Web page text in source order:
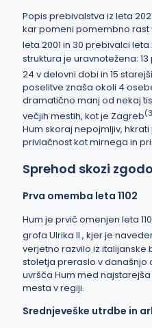
Popis prebivalstva iz leta
kar pomeni pomembno rast
leta 2001 in 30 prebivalci leta
struktura je uravnotežena:
24 v delovni dobi in 15
poselitve znaša okoli 4
dramatično manj od nekaj
večjih mestih, kot je Zagreb(3
Hum skoraj nepojmljiv,
privlačnost kot mirnega in
Sprehod skozi
Prva omemba leta 1102
Hum je prvič omenjen leta
grofa Ulrika II., kjer je
verjetno razvilo iz italijanske
stoletja preraslo v današnjo
uvršča Hum med
mesta v regiji.
Srednjeveške utrdbe in